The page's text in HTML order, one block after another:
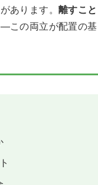
あります。 離すこと
の両立が配置の基